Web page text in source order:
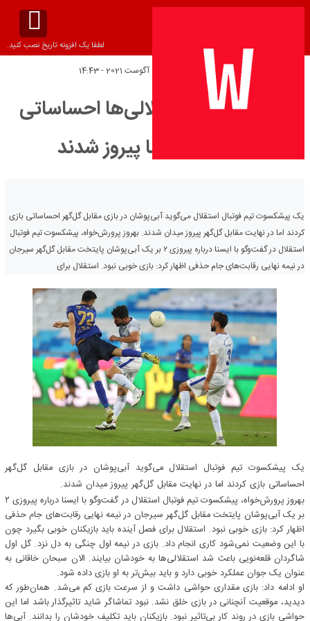
لطفا یک افزونه تاریخ نصب کنید.
تاریخ انتشار:
پرورش‌خواه: استقلالی‌ها احساساتی
بازی کردند اما پیروز شدند
یک پیشکسوت تیم فوتبال استقلال می‌گوید آبی‌پوشان در بازی مقابل گل‌گهر احساساتی بازی
کردند اما در نهایت مقابل گل‌گهر پیروز میدان شدند. بهروز پرورش‌خواه، پیشکسوت تیم فوتبال
استقلال در گفت‌وگو با ایسنا درباره پیروزی ۲ بر یک آبی‌پوشان پایتخت مقابل گل‌گهر سیرجان
در نیمه نهایی رقابت‌های جام حذفی اظهار کرد: بازی خوبی نبود. استقلال برای
یک پیشکسوت تیم فوتبال استقلال می‌گوید آبی‌پوشان در بازی مقابل گل‌گهر
احساساتی بازی کردند اما در نهایت مقابل گل‌گهر پیروز میدان شدند.
بهروز پرورش‌خواه، پیشکسوت تیم فوتبال استقلال در گفت‌وگو با ایسنا درباره پیروزی ۲
بر یک آبی‌پوشان پایتخت مقابل گل‌گهر سیرجان در نیمه نهایی رقابت‌های جام حذفی
اظهار کرد: بازی خوبی نبود. استقلال برای فصل آینده باید بازیکنان خوبی بگیرد چون
با این وضعیت نمی‌شود کاری انجام داد. بازی در نیمه اول چنگی به دل نزد. گل اول
شاگردان قلعه‌نویی باعث شد استقلالی‌ها به خودشان بیایند. الان سبحان خاقانی به
عنوان یک جوان عملکرد خوبی دارد و باید بیش‌تر به او بازی داده شود.
او ادامه داد: بازی مقداری حواشی داشت و از سرعت بازی کم می‌شد. همان‌طور که
دیدید، موقعیت آنچنانی در بازی خلق نشد. نبود تماشاگر شاید تاثیرگذار باشد اما این
حواشی بازی در روند کار بی‌تاثیر نبود. بازیکنان باید تکلیف خودشان را بدانند. آبی‌ها